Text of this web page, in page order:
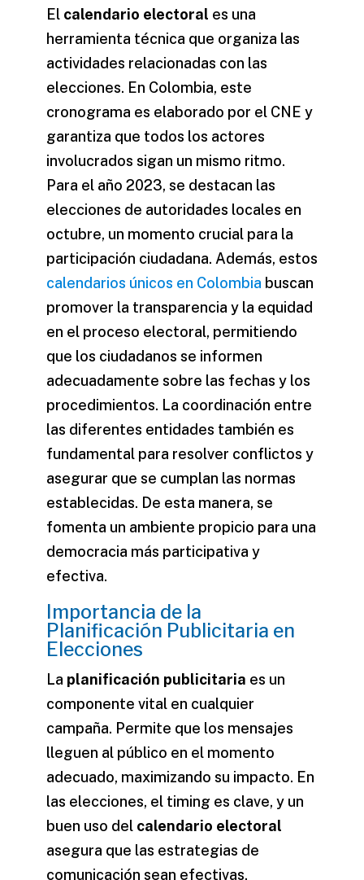
El calendario electoral es una
herramienta técnica que organiza las
actividades relacionadas con las
elecciones. En Colombia, este
cronograma es elaborado por el CNE y
garantiza que todos los actores
involucrados sigan un mismo ritmo.
Para el año 2023, se destacan las
elecciones de autoridades locales en
octubre, un momento crucial para la
participación ciudadana. Además, estos
calendarios únicos en Colombia buscan
promover la transparencia y la equidad
en el proceso electoral, permitiendo
que los ciudadanos se informen
adecuadamente sobre las fechas y los
procedimientos. La coordinación entre
las diferentes entidades también es
fundamental para resolver conflictos y
asegurar que se cumplan las normas
establecidas. De esta manera, se
fomenta un ambiente propicio para una
democracia más participativa y
efectiva.
Importancia de la
Planificación Publicitaria en
Elecciones
La planificación publicitaria es un
componente vital en cualquier
campaña. Permite que los mensajes
lleguen al público en el momento
adecuado, maximizando su impacto. En
las elecciones, el timing es clave, y un
buen uso del calendario electoral
asegura que las estrategias de
comunicación sean efectivas.